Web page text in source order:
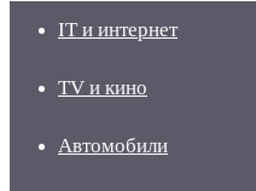
IT и интернет
TV и кино
Автомобили